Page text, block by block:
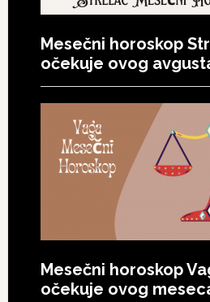
Mesečni horoskop
očekuje ovog
Mesečni horoskop
očekuje ovog